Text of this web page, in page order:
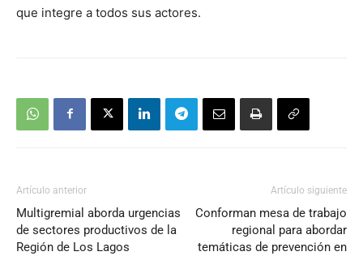
que integre a todos sus actores.
Artículo anterior
Multigremial aborda urgencias
de sectores productivos de la
Región de Los Lagos
Artículo siguiente
Conforman mesa de trabajo
regional para abordar
temáticas de prevención en